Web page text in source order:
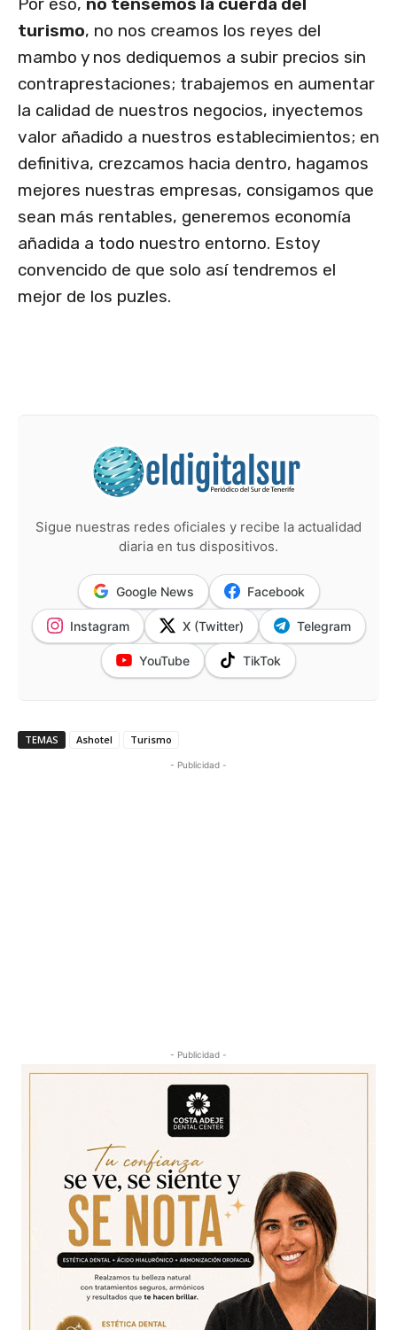
turismo, no nos creamos los reyes del
mambo y nos dediquemos a subir precios sin
contraprestaciones; trabajemos en aumentar
la calidad de nuestros negocios, inyectemos
valor añadido a nuestros establecimientos; en
definitiva, crezcamos hacia dentro, hagamos
mejores nuestras empresas, consigamos que
sean más rentables, generemos economía
añadida a todo nuestro entorno. Estoy
convencido de que solo así tendremos el
mejor de los puzles.
Sigue nuestras redes oficiales y recibe la actualidad
diaria en tus dispositivos.
Google News Facebook
Instagram X (Twitter) Telegram
YouTube TikTok
TEMAS Ashotel Turismo
- Publicidad -
- Publicidad -